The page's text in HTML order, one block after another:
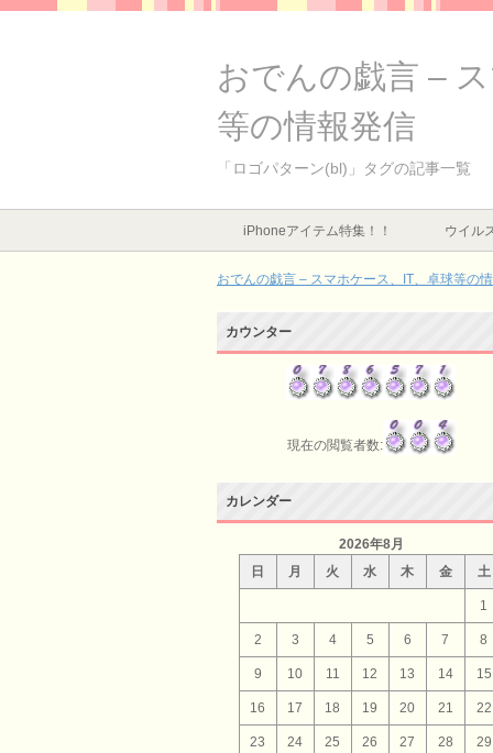
おでんの戯言 –
等の情報発信
「ロゴパターン(bl)」タグの記事一覧
iPhoneアイテム特集！！ ウイル
おでんの戯言 – スマホケース、IT、卓球等の
カウンター
現在の閲覧者数:
カレンダー
2026年8月
日
月 火 水 木 金 土
1
2 3 4 5 6 7 8
9 10 11 12 13 14 15
16 17 18 19 20 21 22
23 24 25 26 27 28 29